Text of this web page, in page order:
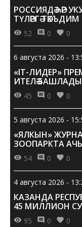
РОССИЯДӘ ҺӘР
ТҮЛӘРГӘ
52 0 0
6 августа 2026 -
«IT-ЛИДЕР»
ИТЕЛӘ БАШЛАДЫ
45 0 0
5 августа 2026 -
«ЯЛКЫН»
ЗООПАРКТА
54 0 0
4 августа 2026 -
КАЗАНДА
45 МИЛЛИОН
95 0 0